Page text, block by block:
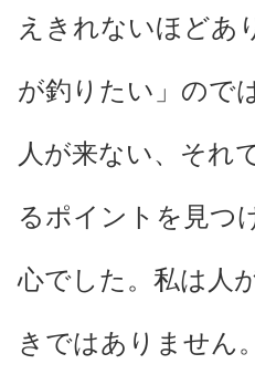
えきれないほどあ
が釣りたい」ので
人が来ない、それ
るポイントを見つ
心でした。私は人
きではありません。